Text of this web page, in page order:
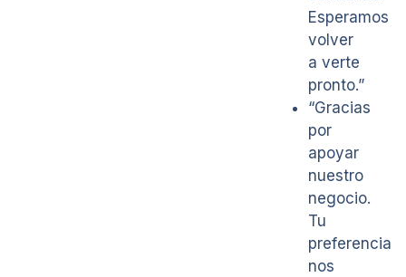
Esperamos
volver
a verte
pronto.”
“Gracias
por
apoyar
nuestro
negocio.
Tu
preferencia
nos